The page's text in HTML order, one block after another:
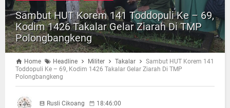
Sambut HUT Korem 141 Toddopuli Ke – 69,
Kodim 1426 Takalar Gelar Ziarah Di TMP
Polongbangkeng
Home Headline Militer Takalar
Sambut HUT Korem 141
Toddopuli Ke – 69, Kodim 1426 Takalar Gelar Ziarah Di TMP
Polongbangkeng
Rusli Cikoang 18:46:00